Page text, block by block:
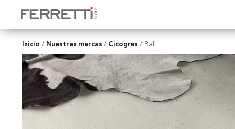
Inicio / Nuestras marcas / Cicogres / Bali